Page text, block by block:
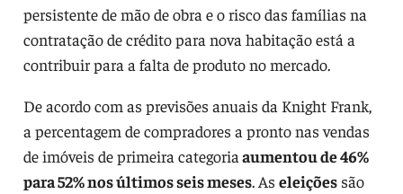
persistente de mão de obra e o risco das famílias na
contratação de crédito para nova habitação está a
contribuir para a falta de produto no mercado.
De acordo com as previsões anuais da Knight Frank,
a percentagem de compradores a pronto nas vendas
de imóveis de primeira categoriaaumentou de 46%
para 52% nos últimos seis meses. As eleiçõessão